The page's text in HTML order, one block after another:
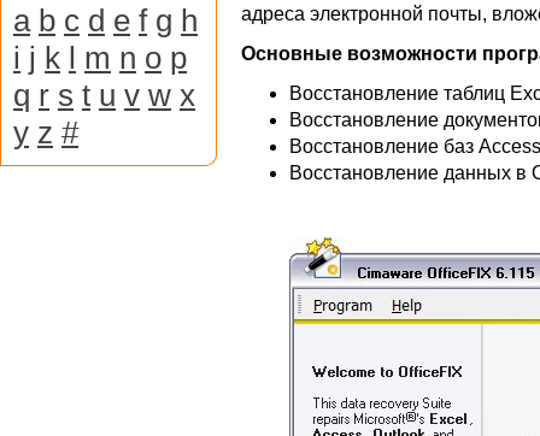
адреса электронной почты,
Основные возможности
Восстановление таблиц
Восстановление
Восстановление баз
Восстановление данных в
a b c d e f g h
i j k l m n o p
q r s t u v w x
y z #